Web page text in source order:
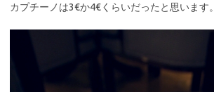
カプチーノは3€か4€くらいだったと思います。